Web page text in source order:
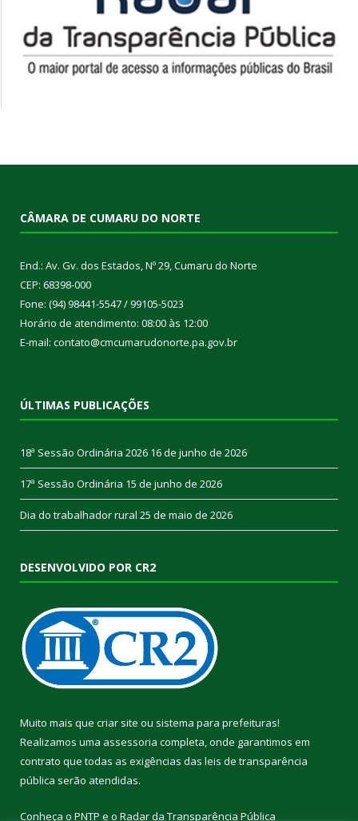
CÂMARA DE CUMARU DO NORTE
End.: Av. Gv. dos Estados, Nº 29, Cumaru do Norte
CEP: 68398-000
Fone: (94) 98441-5547 / 99105-5023
Horário de atendimento: 08:00 às 12:00
E-mail: contato@cmcumarudonorte.pa.gov.br
ÚLTIMAS PUBLICAÇÕES
18ª Sessão Ordinária 2026 16 de junho de 2026
17ª Sessão Ordinária 15 de junho de 2026
Dia do trabalhador rural 25 de maio de 2026
DESENVOLVIDO POR CR2
Muito mais que criar site ou sistema para prefeituras!
Realizamos uma assessoria completa, onde garantimos em
contrato que todas as exigências das leis de transparência
pública serão atendidas.
Conheça o PNTP e o Radar da Transparência Pública